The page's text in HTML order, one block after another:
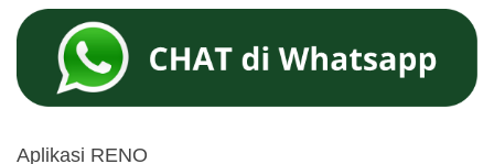
Aplikasi RENO